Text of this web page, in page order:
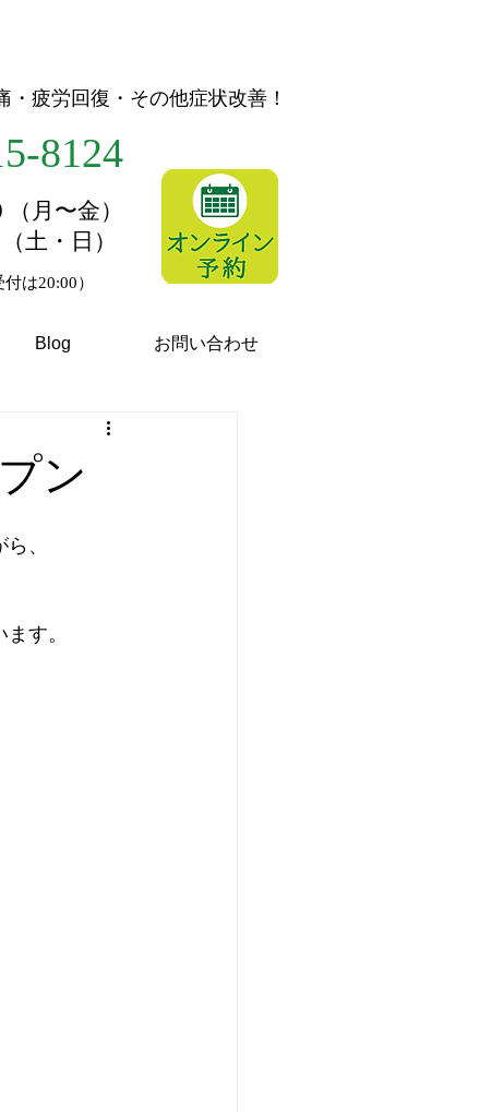
・疲労回復・その他症状改善！
8124
月〜金）
土・日）
は20:00）
Blog お問い合わせ
ン
、
す。